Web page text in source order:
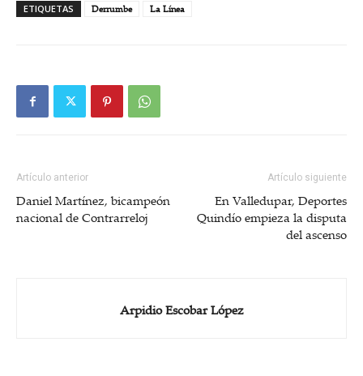
ETIQUETAS Derrumbe La Línea
Artículo anterior
Daniel Martínez, bicampeón
nacional de Contrarreloj
Artículo siguiente
En Valledupar, Deportes
Quindío empieza la disputa
del ascenso
Arpidio Escobar López